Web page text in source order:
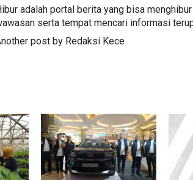
adalah portal berita yang bisa
serta tempat mencari informasi
post by Redaksi Kece